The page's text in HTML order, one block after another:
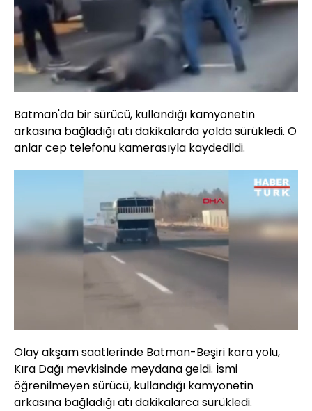
Batman'da bir sürücü, kullandığı kamyonetin
arkasına bağladığı atı dakikalarda yolda sürükledi. O
anlar cep telefonu kamerasıyla kaydedildi.
Aç
Yüklendi
Hızı
Olay akşam saatlerinde Batman-Beşiri kara yolu,
Kıra Dağı mevkisinde meydana geldi. İsmi
öğrenilmeyen sürücü, kullandığı kamyonetin
arkasına bağladığı atı dakikalarca sürükledi.